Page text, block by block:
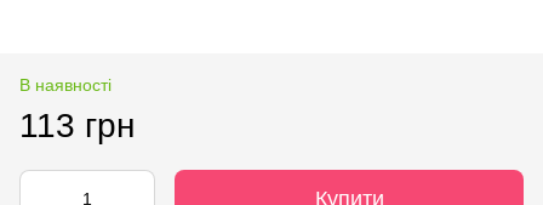
В наявності
113 грн
Купити